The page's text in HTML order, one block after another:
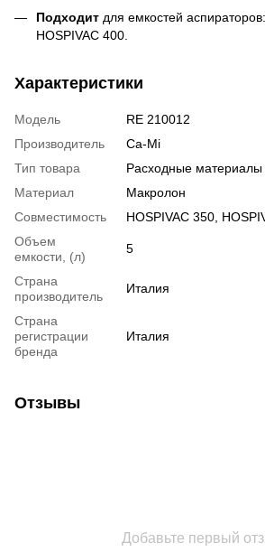
Подходит для емкостей
HOSPIVAC 400.
Характеристики
Модель
RE 210012
Производитель
Ca-Mi
Тип товара
Расходные материалы
Материал
Макролон
Совместимость
HOSPIVAC 350,
Объем
емкости, (л)
5
Страна
производитель
Италия
Страна
регистрации
бренда
Италия
Отзывы
Добавьте первый